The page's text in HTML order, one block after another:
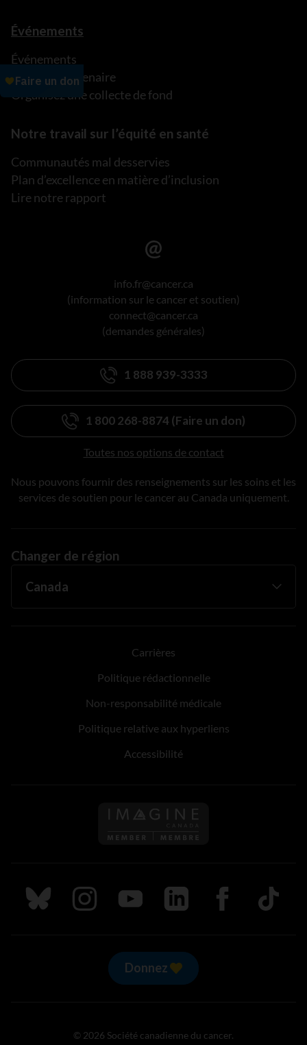
Événements
Événements
Devenez partenaire
Organisez une collecte de fond
Notre travail sur l’équité en santé
Communautés mal desservies
Plan d’excellence en matière d’inclusion
Lire notre rapport
info.fr@cancer.ca
(information sur le cancer et soutien)
connect@cancer.ca
(demandes générales)
1 888 939-3333
1 800 268-8874 (Faire un don)
Toutes nos options de contact
Nous pouvons fournir des renseignements sur les soins et les
services de soutien pour le cancer au Canada uniquement.
Changer de région
Carrières
Politique rédactionnelle
Non-responsabilité médicale
Politique relative aux hyperliens
Accessibilité
Suivez nous sur Bluesky
Suivez nous sur Instagram
Suivez nous sur Youtube
Suivez nous sur LinkedIn
Suivez nous sur
TikTok
Donnez
© 2026 Société canadienne du cancer.